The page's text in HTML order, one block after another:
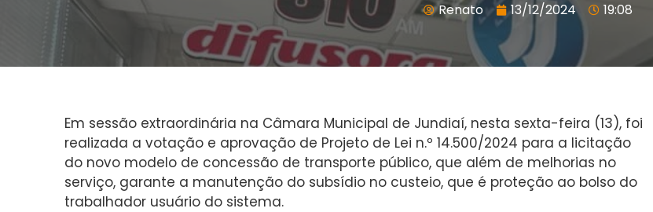
Renato 13/12/2024 19:08
Em sessão extraordinária na Câmara Municipal de Jundiaí, nesta sexta-feira (13), foi
realizada a votação e aprovação de Projeto de Lei n.º 14.500/2024 para a licitação
do novo modelo de concessão de transporte público, que além de melhorias no
serviço, garante a manutenção do subsídio no custeio, que é proteção ao bolso do
trabalhador usuário do sistema.